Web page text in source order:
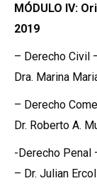
MÓDULO IV:
2019
– Derecho Civil
Dra. Marina
– Derecho
Dr. Roberto A.
-Derecho Penal
– Dr. Julian